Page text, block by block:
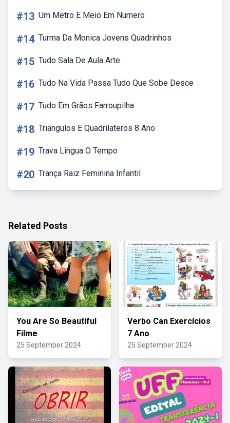
#13 Um Metro E Meio Em Numero
#14 Turma Da Monica Jovens Quadrinhos
#15 Tudo Sala De Aula Arte
#16 Tudo Na Vida Passa Tudo Que Sobe Desce
#17 Tudo Em Grãos Farroupilha
#18 Triangulos E Quadrilateros 8 Ano
#19 Trava Lingua O Tempo
#20 Trança Raiz Feminina Infantil
Related Posts
You Are So Beautiful
Filme
25 September 2024
Verbo Can Exercícios
7 Ano
25 September 2024